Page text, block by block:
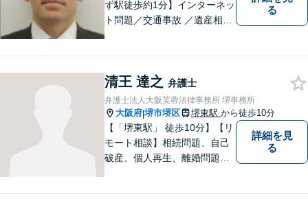
ず駅徒歩約1分】インターネッ
ト問題／交通事故 ／遺産相
かりとお応えいたします。 お
気軽にご相談ください。
る
清王 達之 弁護士
弁護士法人大阪芙蓉法律事務所 堺事務所
大阪府|堺市堺区 堺東駅 から徒歩10分
【「堺東駅」 徒歩10分】【リ
モート相談】相続問題、自己
破産、個人再生、離婚問題な
詳細を見
る